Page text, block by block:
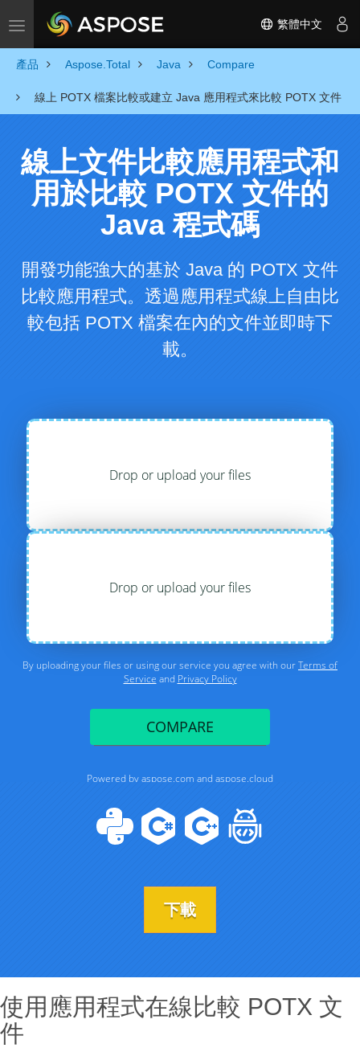
Toggle navigation 繁體中文
產品 Aspose.Total Java Compare
線上 POTX 檔案比較或建立 Java 應用程式來比較 POTX 文件
線上文件比較應用程式和
用於比較 POTX 文件的
Java 程式碼
開發功能強大的基於 Java 的 POTX 文件
比較應用程式。透過應用程式線上自由比
較包括 POTX 檔案在內的文件並即時下
載。
下載
使用應用程式在線比較 POTX 文
件